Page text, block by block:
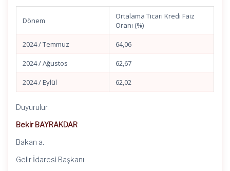
Dönem
Ortalama Ticari Kredi Faiz
Oranı (%)
2024 / Temmuz 64,06
2024 / Ağustos 62,67
2024 / Eylül 62,02
Duyurulur.
Bekir BAYRAKDAR
Bakan a.
Gelir İdaresi Başkanı